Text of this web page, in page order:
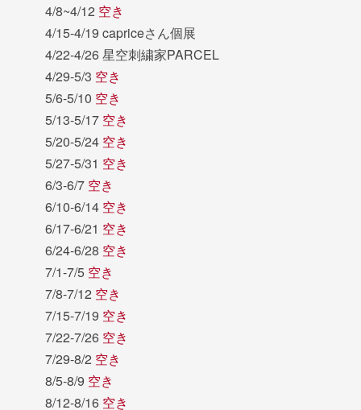
4/8~4/12 空き
4/15-4/19 capriceさん個展
4/22-4/26 星空刺繍家PARCEL
4/29-5/3 空き
5/6-5/10 空き
5/13-5/17 空き
5/20-5/24 空き
5/27-5/31 空き
6/3-6/7 空き
6/10-6/14 空き
6/17-6/21 空き
6/24-6/28 空き
7/1-7/5 空き
7/8-7/12 空き
7/15-7/19 空き
7/22-7/26 空き
7/29-8/2 空き
8/5-8/9 空き
8/12-8/16 空き